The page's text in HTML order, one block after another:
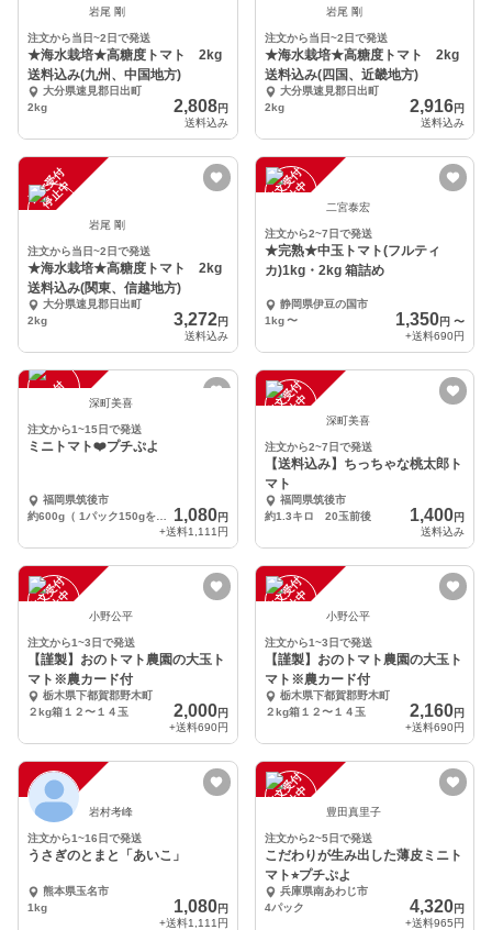
岩尾 剛
注文から当日~2日で発送
★海水栽培★高糖度トマト 2kg
送料込み(九州、中国地方)
大分県速見郡日出町
2kg
2,808円
送料込み
岩尾 剛
注文から当日~2日で発送
★海水栽培★高糖度トマト 2kg
送料込み(四国、近畿地方)
大分県速見郡日出町
2kg
2,916円
送料込み
注
文
受
付
停
止
中
岩尾 剛
注文から当日~2日で発送
★海水栽培★高糖度トマト 2kg
送料込み(関東、信越地方)
大分県速見郡日出町
2kg
3,272円
送料込み
注
文
受
付
停
止
中 二宮泰宏
注文から2~7日で発送
★完熟★中玉トマト(フルティ
カ)1kg・2kg 箱詰め
静岡県伊豆の国市
1kg 〜 1,350円 〜
+送料690円
注
文
受
付
停
止 深町美喜
注文から1~15日で発送
ミニトマト❤️プチぷよ
福岡県筑後市
1,080円
+送料1,111円
注
文
受
付
停
止
中 深町美喜
注文から2~7日で発送
【送料込み】ちっちゃな桃太郎ト
マト
福岡県筑後市
約1.3キロ 20玉前後
1,400円
送料込み
注
文
受
付
停
止
中 小野公平
注文から1~3日で発送
【謹製】おのトマト農園の大玉ト
マト※農カード付
栃木県下都賀郡野木町
２kg箱１２〜１４玉
2,000円
+送料690円
注
文
受
付
停
止
中 小野公平
注文から1~3日で発送
【謹製】おのトマト農園の大玉ト
マト※農カード付
栃木県下都賀郡野木町
２kg箱１２〜１４玉
2,160円
+送料690円
注
文
受
付
停
止
中 岩村考峰
注文から1~16日で発送
うさぎのとまと「あいこ」
熊本県玉名市
1kg
1,080円
+送料1,111円
注
文
受
付
停
止
中 豊田真里子
注文から2~5日で発送
こだわりが生み出した薄皮ミニト
マト⭐︎プチぷよ
兵庫県南あわじ市
4パック
4,320円
+送料965円